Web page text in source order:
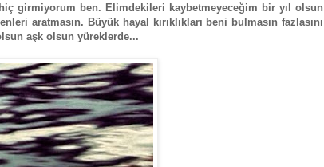
girmiyorum ben. Elimdekileri kaybetmeyeceğim bir yıl olsun
aratmasın. Büyük hayal kırıklıkları beni bulmasın fazlasını
aşk olsun yüreklerde...